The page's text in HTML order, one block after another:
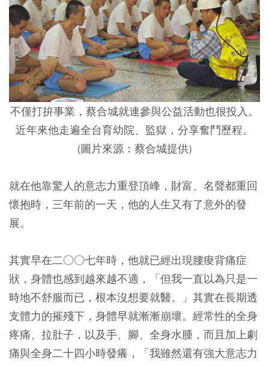
不僅打拚事業，蔡合城就連參與公益活動也很投入。
近年來他走遍全台育幼院、監獄，分享奮鬥歷程。
(圖片來源：蔡合城提供)
就在他靠驚人的意志力重登頂峰，財富、名聲都重回
懷抱時，三年前的一天，他的人生又有了意外的發
展。
其實早在二○○七年時，他就已經出現腰痠背痛症
狀，身體也感到越來越不適，「但我一直以為只是一
時地不舒服而已，根本沒想要就醫。」其實在長期透
支體力的摧殘下，身體早就漸漸崩壞。經常性的全身
疼痛、拉肚子，以及手、腳、全身水腫，而且加上劇
痛與全身二十四小時發癢，「我雖然還有強大意志力